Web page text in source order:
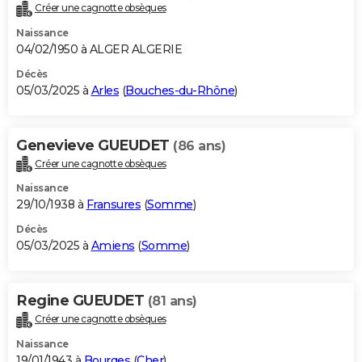
Créer une cagnotte obsèques
Naissance
04/02/1950 à ALGER ALGERIE
Décès
05/03/2025 à Arles (Bouches-du-Rhône)
Genevieve GUEUDET (86 ans)
Créer une cagnotte obsèques
Naissance
29/10/1938 à Fransures (Somme)
Décès
05/03/2025 à Amiens (Somme)
Regine GUEUDET (81 ans)
Créer une cagnotte obsèques
Naissance